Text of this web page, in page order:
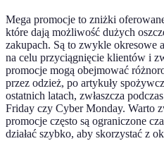
Mega promocje to zniżki
które dają możliwość dużych
zakupach. Są to zwykle okresowe
na celu przyciągnięcie klientów i
promocje mogą obejmować
przez odzież, po artykuły
ostatnich latach, zwłaszcza
Friday czy Cyber Monday. Warto
promocje często są ograniczone
działać szybko, aby skorzystać z